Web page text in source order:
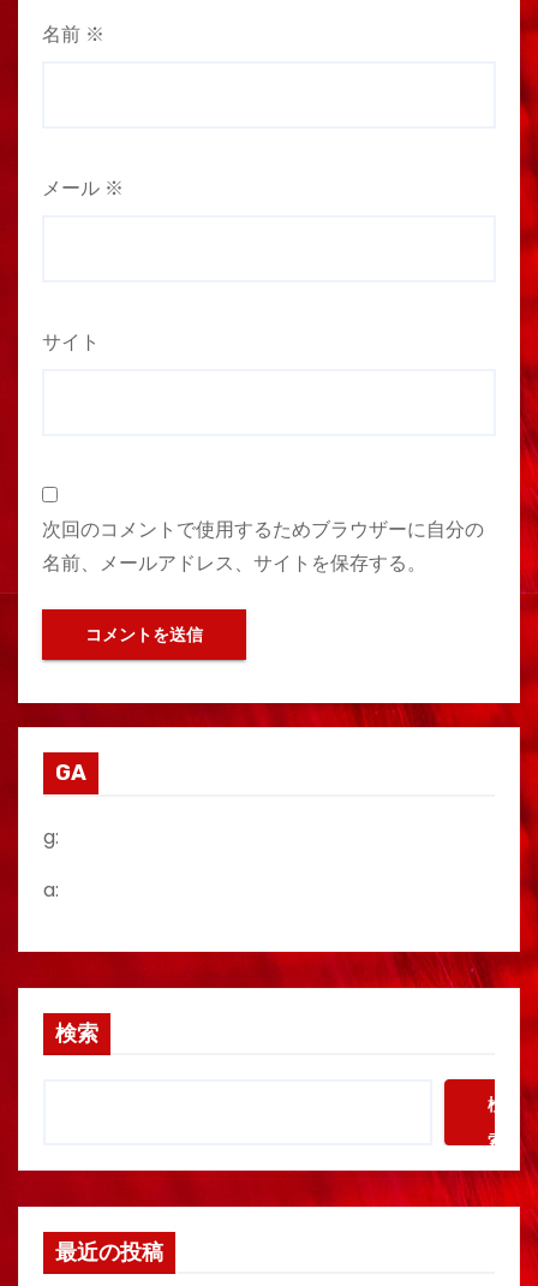
名前 ※
メール ※
サイト
次回のコメントで使用するためブラウザーに自分の
名前、メールアドレス、サイトを保存する。
GA
g:
a:
検索
検
索
最近の投稿